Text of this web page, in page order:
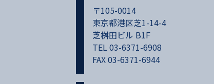
〒105-0014
東京都港区芝1-14-4
芝桝田ビル B1F
TEL 03-6371-6908
FAX 03-6371-6944